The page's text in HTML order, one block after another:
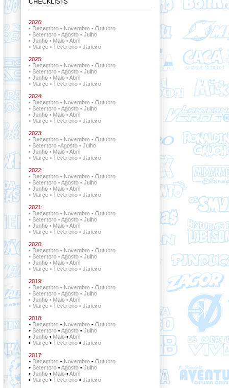
CHECKLISTS
2026:
• Dezembro• Novembro• Outubro
• Setembro•Agosto• Julho
• Junho• Maio•Abril
• Março• Fevereiro• Janeiro
2025:
• Dezembro• Novembro• Outubro
• Setembro•Agosto• Julho
• Junho• Maio•Abril
• Março• Fevereiro• Janeiro
2024:
• Dezembro• Novembro• Outubro
• Setembro•Agosto• Julho
• Junho• Maio•Abril
• Março• Fevereiro• Janeiro
2023:
• Dezembro• Novembro• Outubro
• Setembro•Agosto• Julho
• Junho• Maio•Abril
• Março• Fevereiro• Janeiro
2022:
• Dezembro • Novembro• Outubro
• Setembro •Agosto• Julho
• Junho• Maio•Abril
• Março• Fevereiro• Janeiro
2021:
• Dezembro • Novembro • Outubro
• Setembro•Agosto• Julho
• Junho• Maio•Abril
• Março• Fevereiro• Janeiro
2020:
• Dezembro• Novembro• Outubro
• Setembro•Agosto• Julho
• Junho• Maio•Abril
• Março• Fevereiro• Janeiro
2019:
• Dezembro• Novembro• Outubro
• Setembro•Agosto• Julho
• Junho• Maio•Abril
• Março• Fevereiro• Janeiro
2018:
• Dezembro• Novembro• Outubro
• Setembro•Agosto• Julho
• Junho• Maio•Abril
• Março• Fevereiro• Janeiro
2017:
• Dezembro• Novembro• Outubro
• Setembro•Agosto• Julho
• Junho• Maio•Abril
• Março• Fevereiro• Janeiro